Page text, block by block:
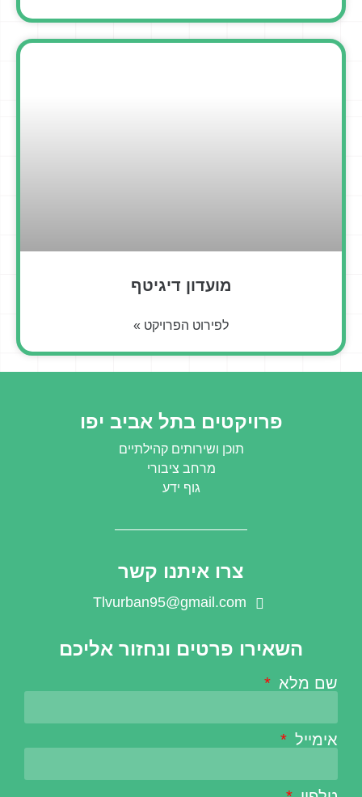
מועדון דיגיטף
לפירוט הפרויקט »
פרויקטים בתל אביב יפו
תוכן ושירותים קהילתיים
מרחב ציבורי
גוף ידע
צרו איתנו קשר
Tlvurban95@gmail.com
השאירו פרטים ונחזור אליכם
שם מלא
אימייל